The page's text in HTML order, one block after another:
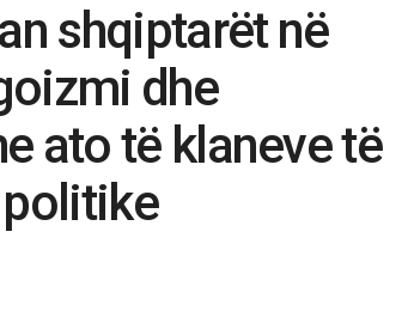
shqiptarët në
dhe
ato të klaneve të